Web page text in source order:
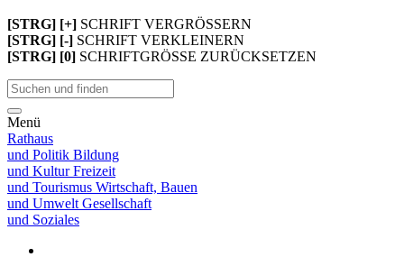
[STRG] [+] SCHRIFT VERGRÖSSERN
[STRG] [-] SCHRIFT VERKLEINERN
[STRG] [0] SCHRIFTGRÖSSE ZURÜCKSETZEN
Menü
Rathaus
und Politik Bildung
und KulturFreizeit
und Tourismus Wirtschaft, Bauen
und Umwelt Gesellschaft
und Soziales